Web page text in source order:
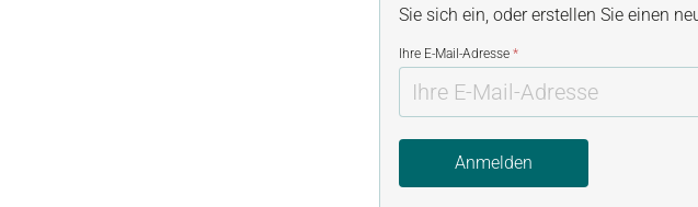
Sie sich ein, oder erstellen Sie einen
Ihre E-Mail-Adresse *
Anmelden